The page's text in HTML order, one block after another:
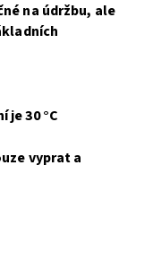
na údržbu, ale
30 °C
vyprat a